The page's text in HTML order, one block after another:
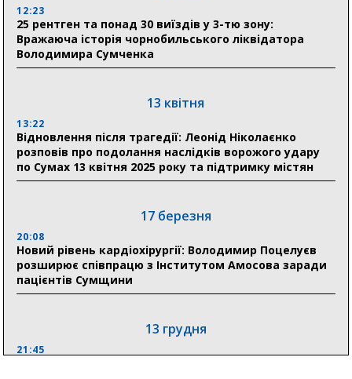
відзнаки «Почесного громадянина міста Суми»
30 липня
Сумська клінічна лікарня Святого Пантелеймона
18:33
Олексій Романько долучився до обговорення Плану
стійкості Сумщини з Прем’єр-міністром
Місто посилює міжнародну співпрацю: Суми
отримали 12 потужних станцій для Пунктів обігріву
12:23
25 рентген та понад 30 виїздів у 3-тю зону:
Вражаюча історія чорнобильського ліквідатора
Володимира Сумченка
13 квітня
13:22
Відновлення після трагедії: Леонід Ніколаєнко
розповів про подолання наслідків ворожого удару
по Сумах 13 квітня 2025 року та підтримку містян
17 березня
20:08
Новий рівень кардіохірургії: Володимир Поцелуєв
розширює співпрацю з Інститутом Амосова заради
пацієнтів Сумщини
13 грудня
21:45